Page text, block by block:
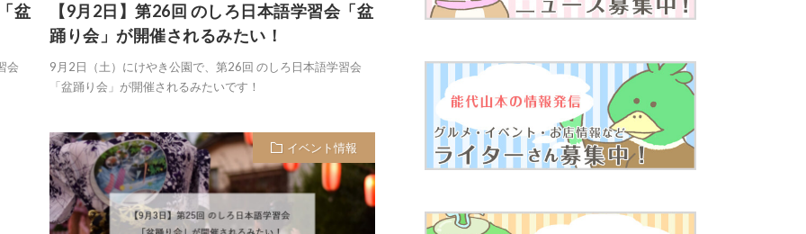
盆
会
【9月2日】第26回 のしろ日本語学習会「盆
踊り会」が開催されるみたい！
9月2日（土）にけやき公園で、第26回 のしろ日本語学習会
「盆踊り会」が開催されるみたいです！
イベント情報